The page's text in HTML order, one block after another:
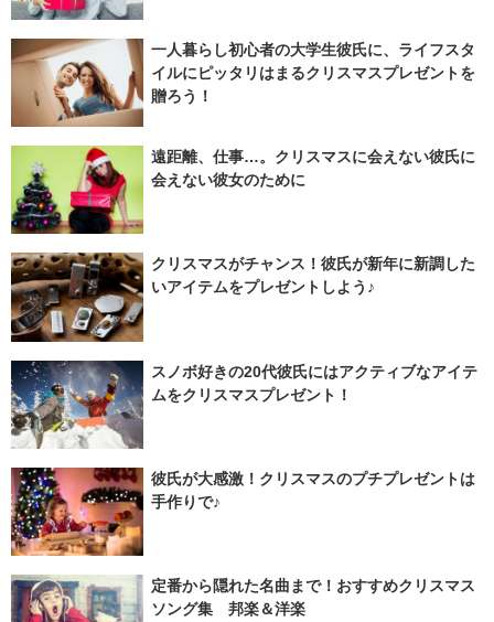
一人暮らし初心者の大学生彼氏に、ライフスタ
イルにピッタリはまるクリスマスプレゼントを
贈ろう！
遠距離、仕事…。クリスマスに会えない彼氏に
会えない彼女のために
クリスマスがチャンス！彼氏が新年に新調した
いアイテムをプレゼントしよう♪
スノボ好きの20代彼氏にはアクティブなアイテ
ムをクリスマスプレゼント！
彼氏が大感激！クリスマスのプチプレゼントは
手作りで♪
定番から隠れた名曲まで！おすすめクリスマス
ソング集 邦楽＆洋楽